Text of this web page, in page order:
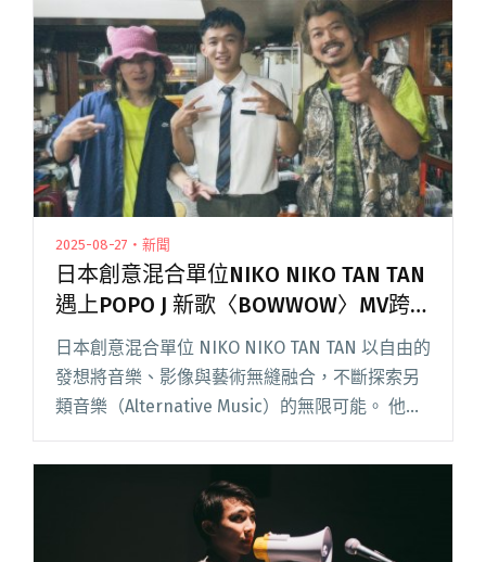
搖滾天團JANNABI亞洲巡演 6/27台北TICC開唱！"
2025-08-27・新聞
日本創意混合單位NIKO NIKO TAN TAN
遇上POPO J 新歌〈BOWWOW〉MV跨
海於高雄取景
日本創意混合單位 NIKO NIKO TAN TAN 以自由的
發想將音樂、影像與藝術無縫融合，不斷探索另
類音樂（Alternative Music）的無限可能。 他們
將於 8 月 31 日登上台北流行音樂中心「2025
TRENDY TAI閱讀全文 "日本創意混合單位NIKO
NIKO TAN TAN遇上POPO J 新歌〈BOWWOW〉
MV跨海於高雄取景"